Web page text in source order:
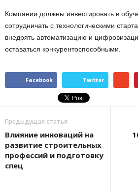
Компании должны инвестировать в
сотрудничать с технологическими
внедрять автоматизацию и
оставаться конкурентоспособными.
Facebook Twitter
Предыдущая статья
Влияние инноваций на
развитие строительных
профессий и подготовку
спец